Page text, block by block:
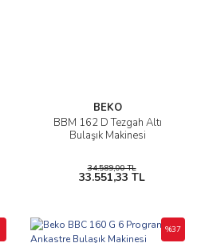
BEKO
BBM 162 D Tezgah Altı
Bulaşık Makinesi
34.589,00 TL
33.551,33 TL
%37